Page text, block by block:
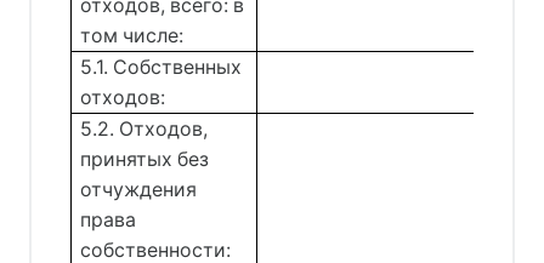
отходов, всего: в
том числе:
5.1. Собственных
отходов:
5.2. Отходов,
принятых без
отчуждения
права
собственности: